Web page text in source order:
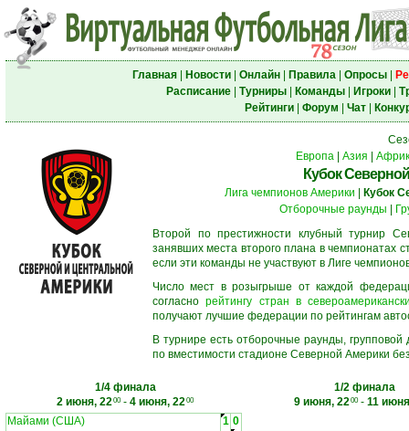
Главная| Новости| Онлайн| Правила| Опросы|
Расписание| Турниры| Команды| Игроки|
Рейтинги| Форум Чат|
Европа| Азия
Кубок
Лига чемпионов Америки
Кубок
Отборочные раунды
Второй по престижности клубный турнир
занявших места второго плана в чемпионатах
если эти команды не участвуют в Лиге
Число мест в розыгрыше от каждой
согласнорейтингу стран в
получают лучшие федерации по рейтингам
В турнире есть отборочные раунды,
по вместимости стадионе Северной Америки
1/4 финала
2 июня, 2200- 4 июня, 2200
1/2 финала
9 июня, 2200- 11
Майами (США)
1 0